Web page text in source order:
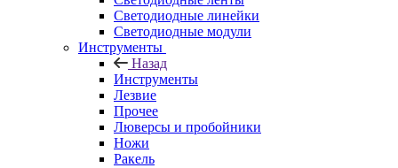
Светодиодные линейки
Светодиодные модули
Инструменты
Назад
Инструменты
Лезвие
Прочее
Люверсы и пробойники
Ножи
Ракель